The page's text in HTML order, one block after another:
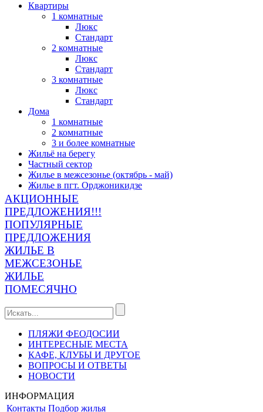
Квартиры
1 комнатные
Люкс
Стандарт
2 комнатные
Люкс
Стандарт
3 комнатные
Люкс
Стандарт
Дома
1 комнатные
2 комнатные
3 и более комнатные
Жильё на берегу
Частный сектор
Жилье в межсезонье (октябрь - май)
Жилье в пгт. Орджоникидзе
АКЦИОННЫЕ
ПРЕДЛОЖЕНИЯ!!!
ПОПУЛЯРНЫЕ
ПРЕДЛОЖЕНИЯ
ЖИЛЬЕ В
МЕЖСЕЗОНЬЕ
ЖИЛЬЕ
ПОМЕСЯЧНО
ПЛЯЖИ ФЕОДОСИИ
ИНТЕРЕСНЫЕ МЕСТА
КАФЕ, КЛУБЫ И ДРУГОЕ
ВОПРОСЫ И ОТВЕТЫ
НОВОСТИ
ИНФОРМАЦИЯ
Контакты Подбор жилья